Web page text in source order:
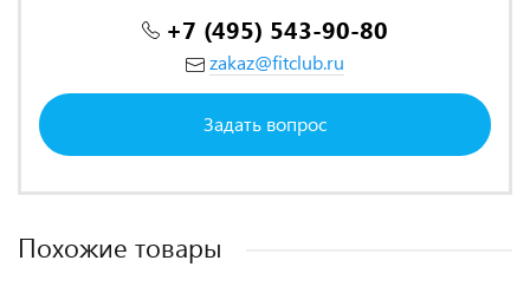
+7 (495) 543-90-80
zakaz@fitclub.ru
Задать вопрос
Похожие товары